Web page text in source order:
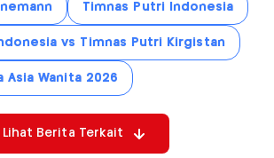
Timnas Putri Indonesia
vs Timnas Putri Kirgistan
Asia Wanita 2026
Lihat Berita Terkait